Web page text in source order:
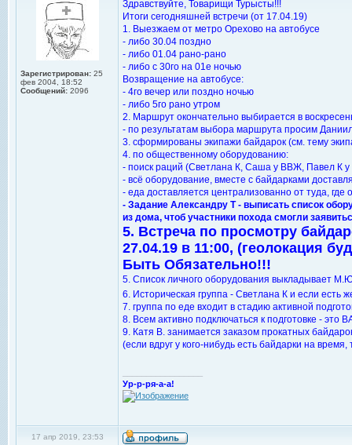
Зарегистрирован: 25
фев 2004, 18:52
Сообщений: 2096
Здравствуйте, Товарищи Турысты!!!
Итоги сегодняшней встречи (от 17.04.19)
1. Выезжаем от метро Орехово на автобусе
- либо 30.04 поздно
- либо 01.04 рано-рано
- либо с 30го на 01е ночью
Возвращение на автобусе:
- 4го вечер или поздно ночью
- либо 5го рано утром
2. Маршрут окончательно выбирается в
- по результатам выбора маршрута просим
3. сформированы экипажи байдарок (см. тему
4. по общественному оборудованию:
- поиск раций (Светлана К, Саша у ВВЖ, Павел К у
- всё оборудование, вместе с байдарками
- еда доставляется централизованно от туда, где
- Задание Александру Т - выписать список
из дома, чтоб участники похода смогли
5. Встреча по просмотру
27.04.19 в 11:00, (геолокация
Быть Обязательно!!!
5. Список личного оборудования выкладывает
6. Историческая группа - Светлана К и если
7. группа по еде входит в стадию активной
8. Всем активно подключаться к подготовке - это
9. Катя В. занимается заказом прокатных
(если вдруг у кого-нибудь есть байдарки на
Ур-р-ря-а-а!
17 апр 2019, 23:53